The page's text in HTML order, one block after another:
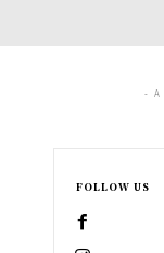
- A
FOLLOW US